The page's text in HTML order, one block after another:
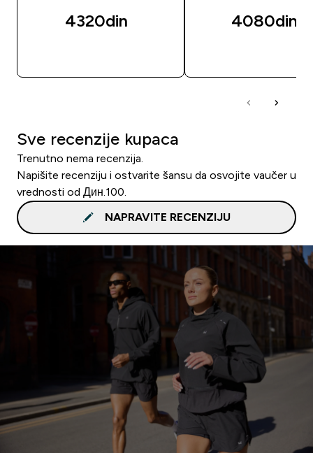
4320din‎ 4080din‎
Sve recenzije kupaca
Trenutno nema recenzija.
Napišite recenziju i ostvarite šansu da osvojite vaučer u
vrednosti od Дин.100.
NAPRAVITE RECENZIJU